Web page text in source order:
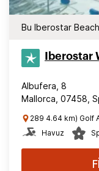
Bu Iberostar
Iberostar
Albufera, 8
Mallorca, 07458,
289 4.64 km) Golf
Havuz